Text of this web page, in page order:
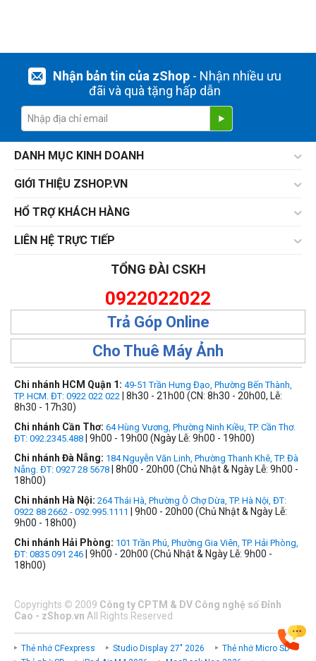
Nhận bản tin của zShop- Nhận nhiều ưu
đãi và quà tặng hấp dẫn
DANH MỤC KINH DOANH
GIỚI THIỆU ZSHOP.VN
HỔ TRỢ KHÁCH HÀNG
LIÊN HỆ TRỰC TIẾP
TỔNG ĐÀI CSKH
0922022022
Trả Góp Online
Cho Thuê Máy Ảnh
Chi nhánh HCM Quận 1: 49-51 Trần Hưng Đạo, Phường Bến Thành,
TP. HCM. ĐT: 0922 022 022 | 8h30 - 21h00 (CN: 8h30 - 20h00, Lễ:
8h30 - 17h30)
Chi nhánh Cần Thơ: 64 Hùng Vương, Phường Ninh Kiều, TP. Cần Thơ.
ĐT: 092.2345.488 | 9h00 - 19h00 (Ngày Lễ: 9h00 - 19h00)
Chi nhánh Đà Nẵng: 184 Nguyễn Văn Linh, Phường Thanh Khê, TP. Đà
Nẵng. ĐT: 0927 28 5678 | 8h00 - 20h00 (Chủ Nhật & Ngày Lễ: 9h00 -
18h00)
Chi nhánh Hà Nội: 264 Thái Hà, Phường Ô Chợ Dừa, TP. Hà Nội, ĐT:
0922 88 2662 - 092.995.1111
| 9h00 - 20h00 (Chủ Nhật & Ngày Lễ:
9h00 - 18h00)
Chi nhánh Hải Phòng: 101 Trần Phú, Phường Gia Viên, TP. Hải Phòng,
ĐT: 0835 091 246 | 9h00 - 20h00 (Chủ Nhật & Ngày Lễ: 9h00 -
18h00)
Copyrights © 2009 Công ty CPTM & DV Công nghệ số Đỉnh
Cao - zShop.vn All Rights Reserved
Thẻ nhớ CFexpress Studio Display 27" 2026
Thẻ nhớ Micro SD